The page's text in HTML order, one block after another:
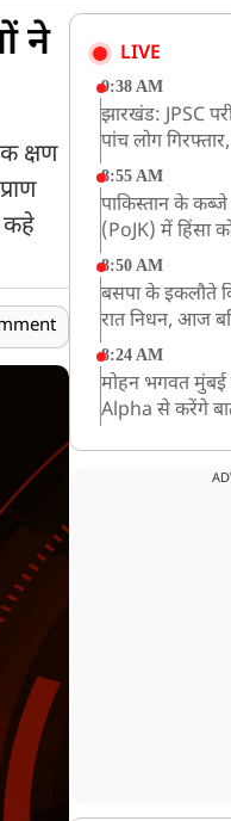
ने
क्षण
कहे
LIVE
9:38 AM
झारखंड: JPSC
पांच लोग
8:55 AM
पाकिस्तान के
(PoJK) में हिंसा
8:50 AM
बसपा के इकलौते
रात निधन, आज
8:24 AM
मोहन भगवत
Alpha से करेंगे